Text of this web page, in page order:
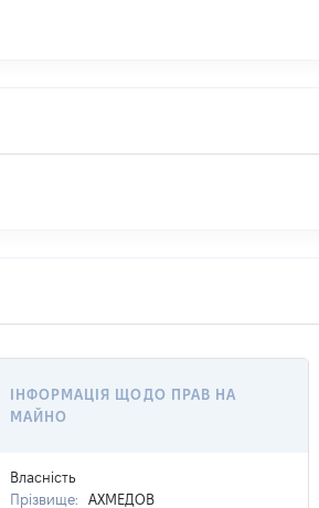
ІНФОРМАЦІЯ ЩОДО ПРАВ НА
МАЙНО
Власність
Прізвище:
АХМЕДОВ